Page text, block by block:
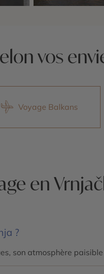
vos
Voyage Balkans
en
?
son atmosphère